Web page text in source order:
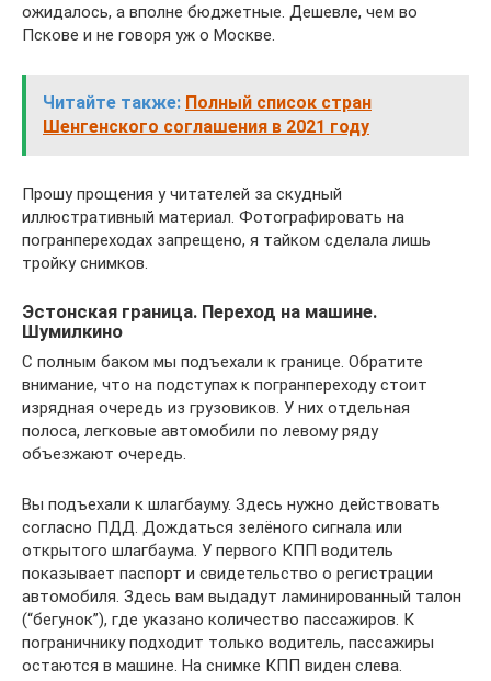
ожидалось, а вполне бюджетные. Дешевле, чем во
Пскове и не говоря уж о Москве.
Читайте также: Полный список стран
Шенгенского соглашения в 2021 году
Прошу прощения у читателей за скудный
иллюстративный материал. Фотографировать на
погранпереходах запрещено, я тайком сделала лишь
тройку снимков.
Эстонская граница. Переход на машине.
Шумилкино
С полным баком мы подъехали к границе. Обратите
внимание, что на подступах к погранпереходу стоит
изрядная очередь из грузовиков. У них отдельная
полоса, легковые автомобили по левому ряду
объезжают очередь.
Вы подъехали к шлагбауму. Здесь нужно действовать
согласно ПДД. Дождаться зелёного сигнала или
открытого шлагбаума. У первого КПП водитель
показывает паспорт и свидетельство о регистрации
автомобиля. Здесь вам выдадут ламинированный талон
(“бегунок”), где указано количество пассажиров. К
пограничнику подходит только водитель, пассажиры
остаются в машине. На снимке КПП виден слева.